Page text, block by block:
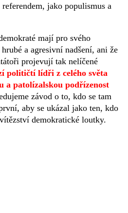
jako populismus a
mají pro svého
a agresivní nadšení, ani že
projevují tak nelíčené
političtí lídři z celého světa
a patolízalskou podřízenost
závod o to, kdo se tam
aby se ukázal jako ten, kdo
demokratické loutky.